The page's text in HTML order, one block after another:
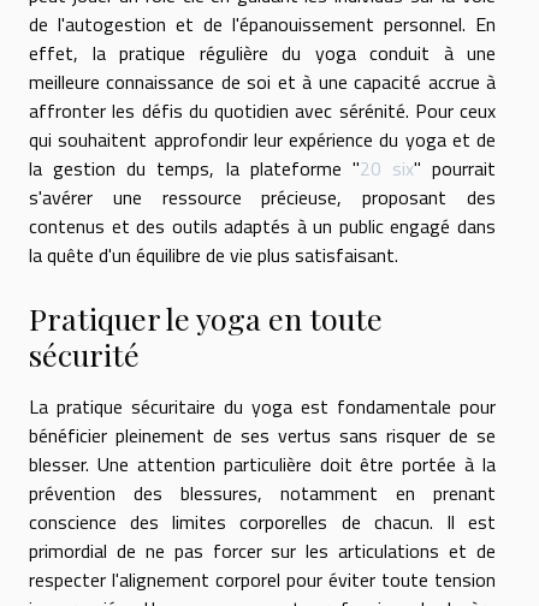
de l'autogestion et de l'épanouissement personnel. En
effet, la pratique régulière du yoga conduit à une
meilleure connaissance de soi et à une capacité accrue à
affronter les défis du quotidien avec sérénité. Pour ceux
qui souhaitent approfondir leur expérience du yoga et de
la gestion du temps, la plateforme "20 six" pourrait
s'avérer une ressource précieuse, proposant des
contenus et des outils adaptés à un public engagé dans
la quête d'un équilibre de vie plus satisfaisant.
Pratiquer le yoga en toute
sécurité
La pratique sécuritaire du yoga est fondamentale pour
bénéficier pleinement de ses vertus sans risquer de se
blesser. Une attention particulière doit être portée à la
prévention des blessures, notamment en prenant
conscience des limites corporelles de chacun. Il est
primordial de ne pas forcer sur les articulations et de
respecter l'alignement corporel pour éviter toute tension